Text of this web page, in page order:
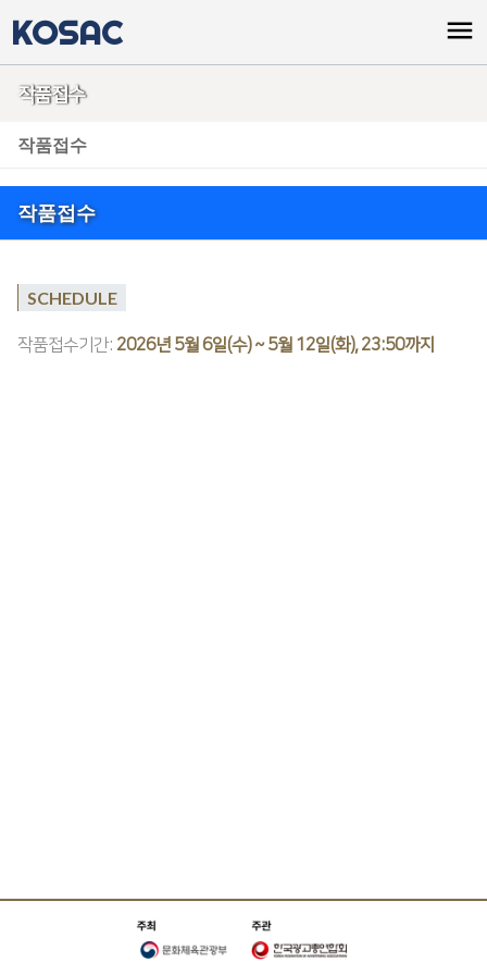
KOSAC menu
작품접수
작품접수
작품접수
SCHEDULE
작품접수기간: 2026년 5월 6일(수) ~ 5월 12일(화), 23:50까지